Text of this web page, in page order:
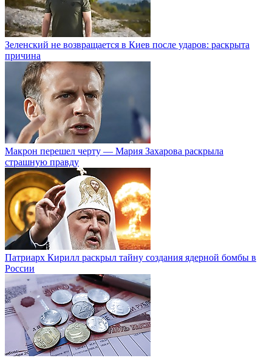
Зеленский не возвращается в Киев после ударов: раскрыта
причина
Макрон перешел черту — Мария Захарова раскрыла
страшную правду
Патриарх Кирилл раскрыл тайну создания ядерной бомбы в
России